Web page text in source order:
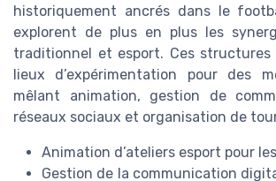
historiquement ancrés dans le
explorent de plus en plus les
traditionnel et esport. Ces structures
lieux d’expérimentation pour des
mêlant animation, gestion de
réseaux sociaux et organisation de
Animation d’ateliers esport pour
Gestion de la communication